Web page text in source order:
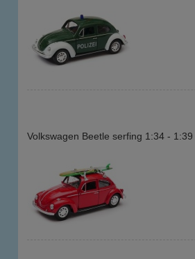
Volkswagen Beetle serfing 1:34 -